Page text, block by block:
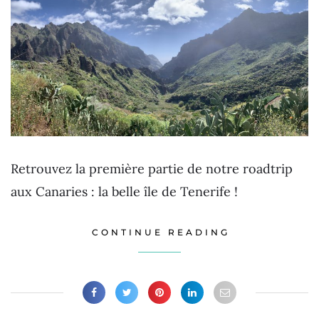
Retrouvez la première partie de notre roadtrip
aux Canaries : la belle île de Tenerife !
CONTINUE READING